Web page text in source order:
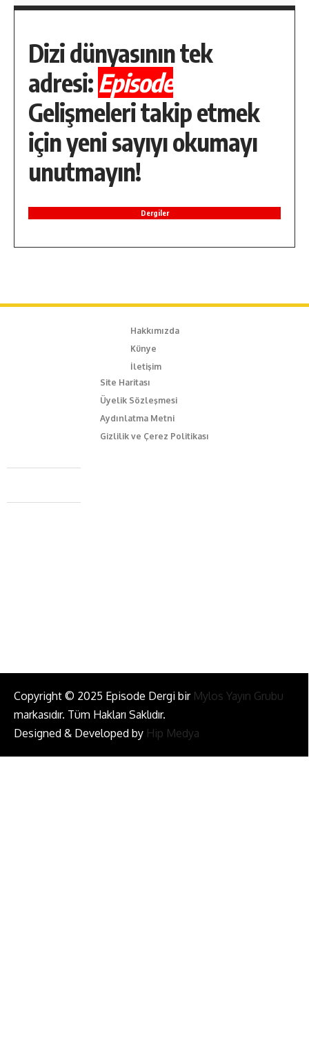
Dizi dünyasının tek
adresi: Episode
Gelişmeleri takip etmek
için yeni sayıyı okumayı
unutmayın!
Dergiler
Hakkımızda
Künye
İletişim
Site Haritası
Üyelik Sözleşmesi
Aydınlatma Metni
Gizlilik ve Çerez Politikası
Caferağa Mah. Dr. Şakir Paşa Sok. No3/A Kadıköy İstanbul
+90 543 345 46 00
Copyright © 2025 Episode Dergi bir Mylos Yayın Grubu
markasıdır. Tüm Hakları Saklıdır.
Designed & Developed by Hip Medya